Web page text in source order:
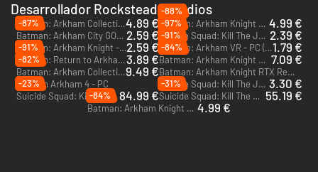
Desarrollador Rocksteady Studios
Batman: Arkham Collection - PC (Steam)4.89 €
-88%
Batman: Arkham Knight Premium Edition - PC (Steam) 4.99 €
-87%
Batman: Arkham City GOTY - PC & Mac (Steam) 2.59 €
-97%
Suicide Squad: Kill The Justice League - PC (Steam) - Europe & US 2.39 €
Batman: Arkham Knight - PC (Steam)2.59 €
-91%
Batman: Arkham VR - PC (Steam)1.79 €
-91%
Batman: Return to Arkham - Xbox One - US3.89 €
-84%
Batman: Arkham Knight Premium Edition - Xbox One - US 7.09 €
-82%
Batman: Arkham Collection - Xbox One - US9.49 €
Batman: Arkham Knight RTX Remaster - PC
Batman Arkham 4 - PC
Suicide Squad: Kill The Justice League - PS5 3.30 €
-23%
Suicide Squad: Kill The Justice League - Digital Deluxe Edition - Xbox Series X|S 84.99 €
-31%
Suicide Squad: Kill The Justice League - Xbox Series X|S
55.19 €
-84%
Batman: Arkham Knight - Xbox One - US 4.99 €